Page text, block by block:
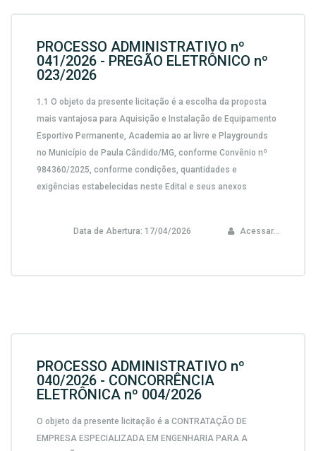
PROCESSO ADMINISTRATIVO nº
041/2026 - PREGÃO ELETRÔNICO nº
023/2026
1.1 O objeto da presente licitação é a escolha da proposta
mais vantajosa para Aquisição e Instalação de Equipamento
Esportivo Permanente, Academia ao ar livre e Playgrounds
no Município de Paula Cândido/MG, conforme Convênio nº
984360/2025, conforme condições, quantidades e
exigências estabelecidas neste Edital e seus anexos
Data de Abertura: 17/04/2026 Acessar...
PROCESSO ADMINISTRATIVO nº
040/2026 - CONCORRÊNCIA
ELETRÔNICA nº 004/2026
O objeto da presente licitação é a CONTRATAÇÃO DE
EMPRESA ESPECIALIZADA EM ENGENHARIA PARA A